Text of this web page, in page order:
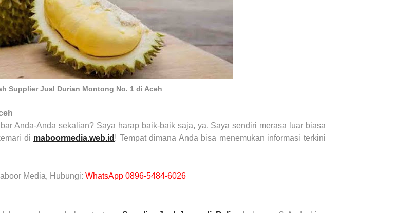
Supplier Jual Durian Montong No. 1 di Aceh
Anda-Anda sekalian? Saya harap baik-baik saja, ya. Saya sendiri merasa luar biasa
di maboormedia.web.id ! Tempat dimana Anda bisa menemukan informasi terkini
Media, Hubungi: WhatsApp 0896-5484-6026